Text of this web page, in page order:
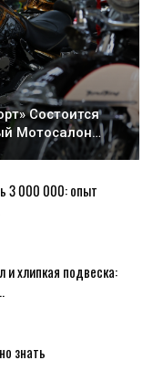
Состоится
Мотосалон…
3 000 000: опыт
и хлипкая подвеска:
знать